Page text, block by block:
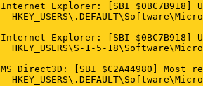
Internet Explorer: [SBI $0BC7B918]
Internet Explorer: [SBI $0BC7B918]
HKEY_USERS\S-1-5-
MS Direct3D: [SBI $C2A44980]